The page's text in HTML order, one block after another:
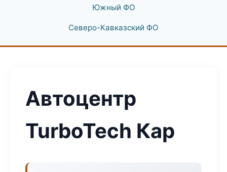
Южный ФО
Северо-Кавказский ФО
Автоцентр
TurboTech Кар